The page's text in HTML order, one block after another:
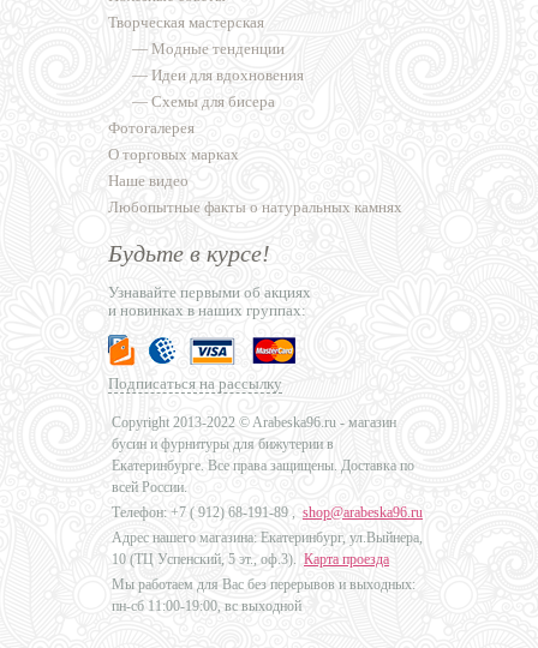
Творческая мастерская
— Модные тенденции
— Идеи для вдохновения
— Схемы для бисера
Фотогалерея
О торговых марках
Наше видео
Любопытные факты о натуральных камнях
Будьте в курсе!
Узнавайте первыми об акциях
и новинках в наших группах:
Подписаться на рассылку
Copyright 2013-2022 © Arabeska96.ru - магазин
бусин и фурнитуры для бижутерии в
Екатеринбурге. Все права защищены. Доставка по
всей России.
Телефон: +7 ( 912) 68-191-89 , shop@arabeska96.ru
Адрес нашего магазина: Екатеринбург, ул.Выйнера,
10 (ТЦ Успенский, 5 эт., оф.3). Карта проезда
Мы работаем для Вас без перерывов и выходных:
пн-сб 11:00-19:00, вс выходной